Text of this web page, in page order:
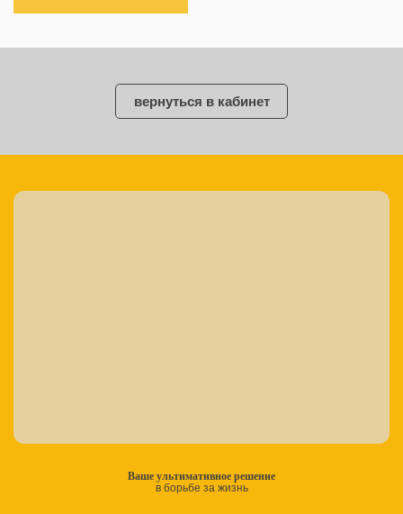
вернуться в кабинет
Ваше ультимативное решение
в борьбе за жизнь